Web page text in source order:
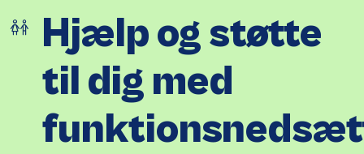
Hjælp og støtte
til dig med